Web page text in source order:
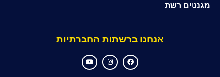
מגנטים רשת
אנחנו ברשתות החברתיות
F
a
c
I
n
s
Y
o
u